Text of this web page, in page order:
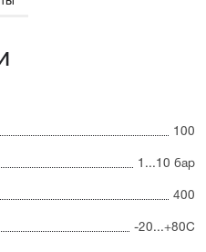
соотношение
и прочного алюминия,
препятствующим
стали, подходит
100
1...10 бар
400
-20...+80С